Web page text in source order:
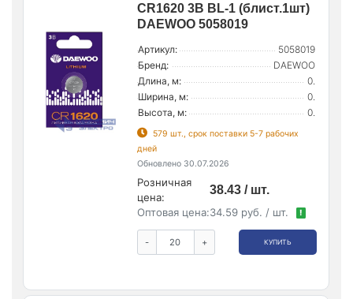
CR1620 3В BL-1 (блист.1шт)
DAEWOO 5058019
Артикул:
5058019
Бренд:
DAEWOO
Длина, м:
0.
Ширина, м:
0.
Высота, м:
0.
579 шт., срок поставки 5-7 рабочих
дней
Обновлено 30.07.2026
Розничная
цена:
38.43 / шт.
Оптовая цена:34.59 руб. / шт. !
- + КУПИТЬ